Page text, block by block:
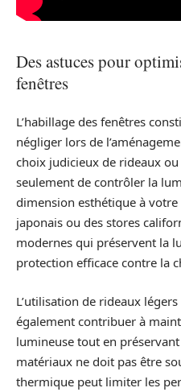
Des astuces pour
fenêtres
L’habillage des fenêtres
négliger lors de
choix judicieux de rideaux
seulement de contrôler la
dimension esthétique à votre
japonais ou des stores
modernes qui préservent la
protection efficace contre la
L’utilisation de rideaux
également contribuer à
lumineuse tout en
matériaux ne doit pas être
thermique peut limiter les